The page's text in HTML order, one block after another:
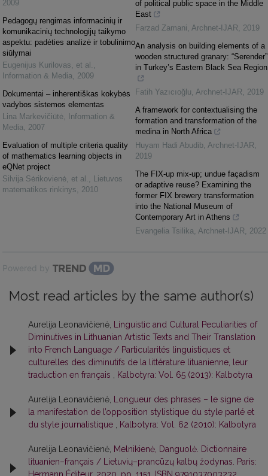
2009
Pedagogų rengimas informacinių ir
komunikacinių technologijų taikymo
aspektu: padėties analizė ir tobulinimo
siūlymai
Eugenijus Kurilovas, et al. ,
Information & Media, 2009
Dokumentai – inherentiškas kokybės
vadybos sistemos elementas
Lina Markevičiūtė,
Information &
Media, 2007
Evaluation of multiple criteria quality
of mathematics learning objects in
eQNet project
Silvija Sėrikovienė, et al. , Lietuvos
matematikos rinkinys, 2010
of political public space in the Middle
East
Farzad Zamani, Archnet-IJAR, 2019
An analysis on building elements of a
wooden structured granary: “Serender”
in Turkey’s Eastern Black Sea Region
Fatih Yazıcıoğlu, Archnet-IJAR, 2019
A framework for contextualising the
formation and transformation of the
medina in North Africa
Huyam Hadi Abudib, Archnet-IJAR,
2019
The FIX-up mix-up; undue façadism
or adaptive reuse? Examining the
former FIX brewery transformation
into the National Museum of
Contemporary Art in Athens
Evangelia Tsilika, Archnet-IJAR, 2022
Powered by
Most read articles by the same author(s)
Aurelija Leonavičienė,
Linguistic and Cultural Peculiarities of
Diminutives in Lithuanian Artistic Texts and Their Translation
into French Language / Particularités linguistiques et
culturelles des diminutifs de la littérature lituanienne, leur
traduction en français
Kalbotyra: Vol. 65 (2013): Kalbotyra
Aurelija Leonavičienė,
Longueur des phrases – le signe de
la manifestation de l’opposition stylistique du style parlé et
du style journalistique
Kalbotyra: Vol. 62 (2010): Kalbotyra
Aurelija Leonavičienė, Melnikienė, Danguolė. Dictionnaire
lituanien–français / Lietuvių–prancūzų kalbų žodynas. Paris: